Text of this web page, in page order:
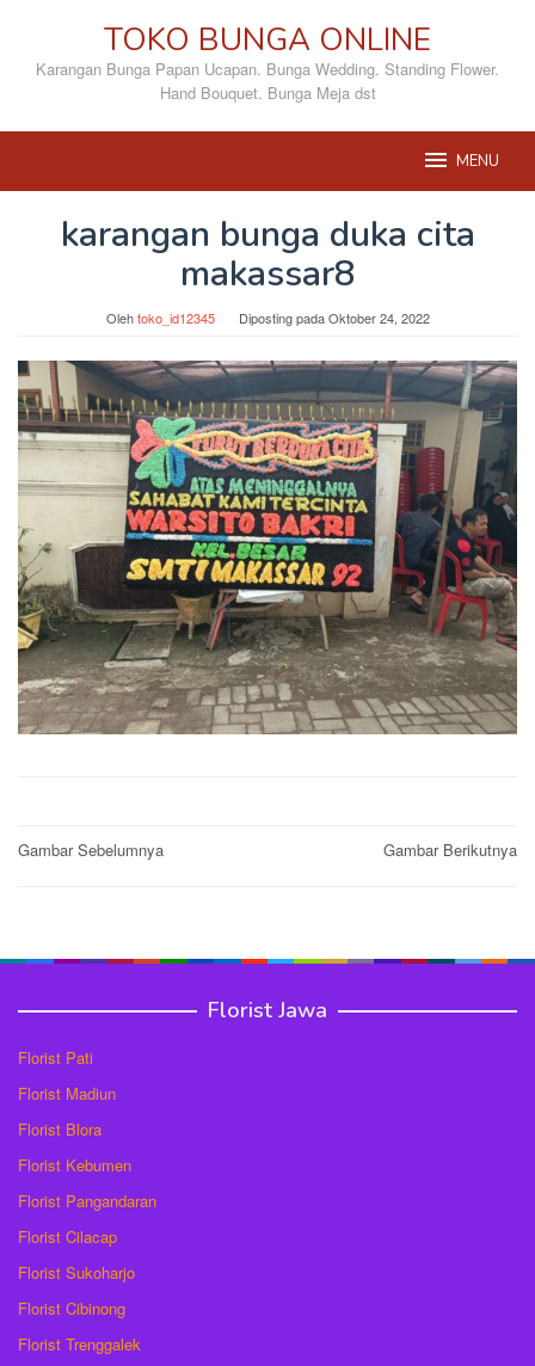
konten
TOKO BUNGA ONLINE
Karangan Bunga Papan Ucapan. Bunga Wedding. Standing Flower.
Hand Bouquet. Bunga Meja dst
MENU
karangan bunga duka cita
makassar8
Olehtoko_id12345 Diposting padaOktober 24, 2022
Post
Gambar Sebelumnya Gambar Berikutnya
Florist Jawa
Florist Pati
Florist Madiun
Florist Blora
Florist Kebumen
Florist Pangandaran
Florist Cilacap
Florist Sukoharjo
Florist Cibinong
Florist Trenggalek